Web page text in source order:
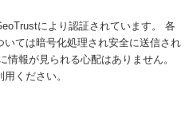
により認証されています。
各
いては暗号化処理され安全に送信され
情報が見られる心配はありません。
ください。